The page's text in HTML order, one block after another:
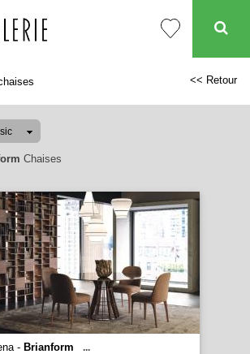
<< Retour
Chaises
- Brianform ...